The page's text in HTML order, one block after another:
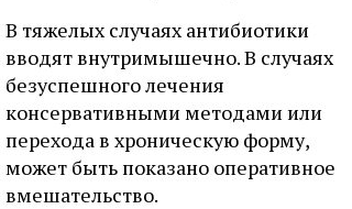
В тяжелых случаях антибиотики
вводят внутримышечно. В случаях
безуспешного лечения
консервативными методами или
перехода в хроническую форму,
может быть показано оперативное
вмешательство.